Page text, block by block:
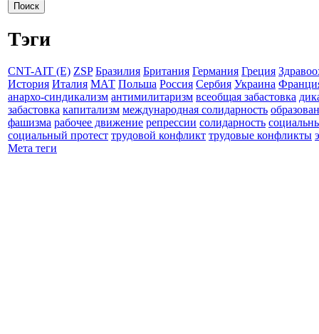
Тэги
CNT-AIT (E) ZSP Бразилия Британия Германия Греция
История Италия МАТ Польша Россия Сербия Украина
анархо-синдикализм антимилитаризм всеобщая забастовка
забастовка капитализм международная солидарность
фашизма рабочее движение репрессии солидарность
социальный протест трудовой конфликт трудовые конфликты
Мета теги